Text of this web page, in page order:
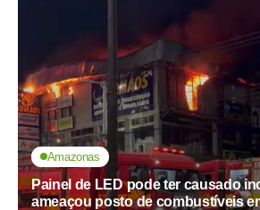
Amazonas
Painel de LED pode ter causado
ameaçou posto de combustíveis